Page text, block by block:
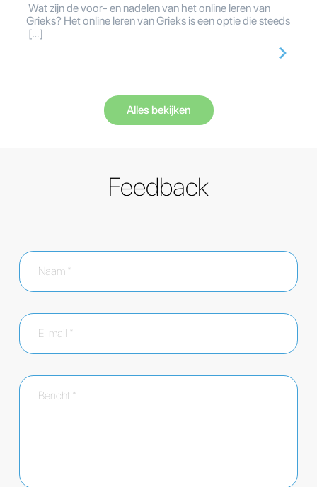
Wat zijn de voor- en nadelen van het online leren van
Grieks? Het online leren van Grieks is een optie die steeds
[…]
Alles bekijken
Feedback